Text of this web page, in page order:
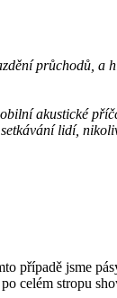
průchodů, a
akustické
lidí,
případě jsme
celém stropu